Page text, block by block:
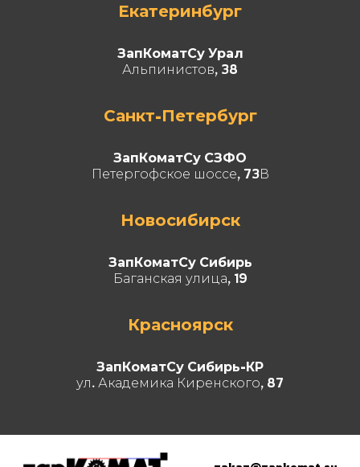
Екатеринбург
ЗапКоматСу Урал
Альпинистов, 38
Санкт-Петербург
ЗапКоматСу СЗФО
Петергофское шоссе, 73В
Новосибирск
ЗапКоматСу Сибирь
Баганская улица, 19
Красноярск
ЗапКоматСу Сибирь-КР
ул. Академика Киренского, 87